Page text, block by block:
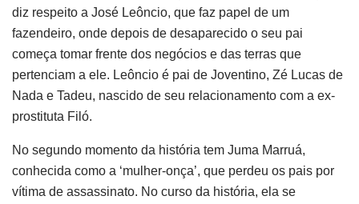
diz respeito a José Leôncio, que faz papel de um
fazendeiro, onde depois de desaparecido o seu pai
começa tomar frente dos negócios e das terras que
pertenciam a ele. Leôncio é pai de Joventino, Zé Lucas de
Nada e Tadeu, nascido de seu relacionamento com a ex-
prostituta Filó.
No segundo momento da história tem Juma Marruá,
conhecida como a ‘mulher-onça’, que perdeu os pais por
vítima de assassinato. No curso da história, ela se